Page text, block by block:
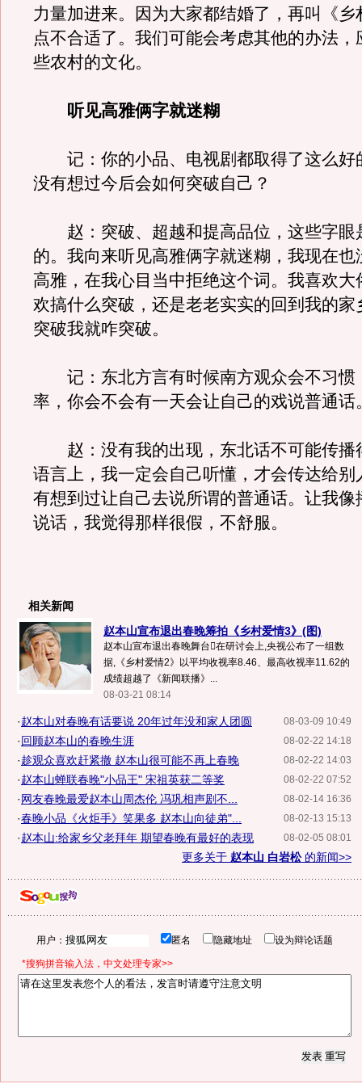
力量加进来。因为大家都结婚了，再叫《乡
点不合适了。我们可能会考虑其他的办法，
些农村的文化。
听见高雅俩字就迷糊
记：你的小品、电视剧都取得了这么好
没有想过今后会如何突破自己？
赵：突破、超越和提高品位，这些字眼
的。我向来听见高雅俩字就迷糊，我现在也
高雅，在我心目当中拒绝这个词。我喜欢大
欢搞什么突破，还是老老实实的回到我的家
突破我就咋突破。
记：东北方言有时候南方观众会不习惯
率，你会不会有一天会让自己的戏说普通话
赵：没有我的出现，东北话不可能传播
语言上，我一定会自己听懂，才会传达给别
有想到过让自己去说所谓的普通话。让我像
说话，我觉得那样很假，不舒服。
相关新闻
赵本山宣布退出春晚筹拍《乡村爱情3》(图)
赵本山宣布退出春晚舞台在研讨会上,央视公布了一组数
据,《乡村爱情2》以平均收视率8.46、最高收视率11.62的
成绩超越了《新闻联播》...
08-03-21 08:14
08-03-09 10:49
·赵本山对春晚有话要说 20年过年没和家人团圆
08-02-22 14:18
·回顾赵本山的春晚生涯
08-02-22 14:03
·趁观众喜欢赶紧撤 赵本山很可能不再上春晚
08-02-22 07:52
·赵本山蝉联春晚"小品王" 宋祖英获二等奖
08-02-14 16:36
·网友春晚最爱赵本山周杰伦 冯巩相声剧不...
08-02-13 15:13
·春晚小品《火炬手》笑果多 赵本山向徒弟"...
08-02-05 08:01
·赵本山:给家乡父老拜年 期望春晚有最好的表现
更多关于 赵本山 白岩松的新闻>>
用户： 匿名 隐藏地址 设为辩论话题
*搜狗拼音输入法，中文处理专家>>